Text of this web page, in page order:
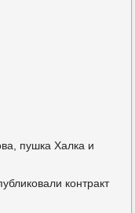
пушка Халка и
контракт